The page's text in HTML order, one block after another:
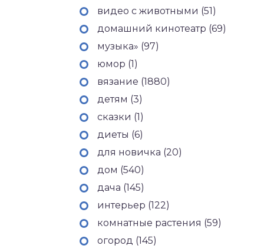
видео с животными (51)
домашний кинотеатр (69)
музыка» (97)
юмор (1)
вязание (1880)
детям (3)
сказки (1)
диеты (6)
для новичка (20)
дом (540)
дача (145)
интерьер (122)
комнатные растения (59)
огород (145)